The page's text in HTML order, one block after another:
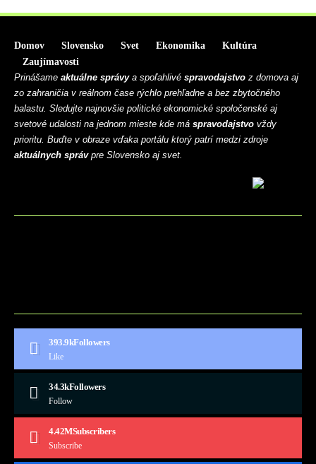
Domov Slovensko Svet Ekonomika
Kultúra
Zaujímavosti
Prinášame aktuálne správya spoľahlivé spravodajstvo z domova aj
zo zahraničia v reálnom čase rýchlo prehľadne a bez zbytočného
balastu. Sledujte najnovšie politické ekonomické spoločenské aj
svetové udalosti na jednom mieste kde má spravodajstvo vždy
prioritu. Buďte v obraze vďaka portálu ktorý patrí medzi zdroje
aktuálnych správpre Slovensko aj svet.
393.9kFollowers
Like
34.3kFollowers
Follow
4.42MSubscribers
Subscribe